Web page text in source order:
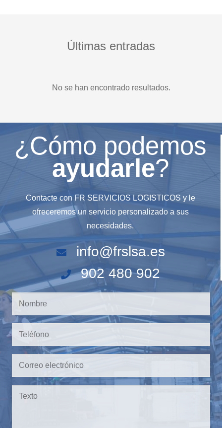
Últimas entradas
No se han encontrado resultados.
¿Cómo podemos
ayudarle?
Contacte con FR SERVICIOS LOGISTICOS y le
ofreceremos un servicio personalizado a sus
necesidades.
info@frslsa.es
902 480 902